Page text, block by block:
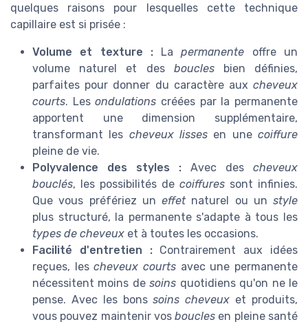
quelques raisons pour lesquelles cette technique
capillaire est si prisée :
Volume et texture :Lapermanente offre un
volume naturel et des bouclesbien définies,
parfaites pour donner du caractère aux cheveux
courts. Lesondulations créées par la permanente
apportent une dimension supplémentaire,
transformant les cheveux lisses en unecoiffure
pleine de vie.
Polyvalence des styles : Avec des cheveux
bouclés, les possibilités de coiffures sont infinies.
Que vous préfériez un effetnaturel ou un style
plus structuré, la permanente s'adapte à tous les
types de cheveux et à toutes les occasions.
Facilité d'entretien :Contrairement aux idées
reçues, lescheveux courts avec une permanente
nécessitent moins desoins quotidiens qu'on ne le
pense. Avec les bonssoins cheveux et produits,
vous pouvez maintenir vosboucles en pleine santé